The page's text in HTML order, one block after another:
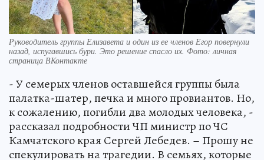
Руководитель группы Елизавета и один из ее членов Егор повернули
назад, испугавшись бури. Это решение спасло их. Фото: личная
страница ВКонтакте
- У семерых членов оставшейся группы была
палатка-шатер, печка и много провиантов. Но,
к сожалению, погибли два молодых человека, -
рассказал подробности ЧП министр по ЧС
Камчатского края Сергей Лебедев. – Прошу не
спекулировать на трагедии. В семьях, которые